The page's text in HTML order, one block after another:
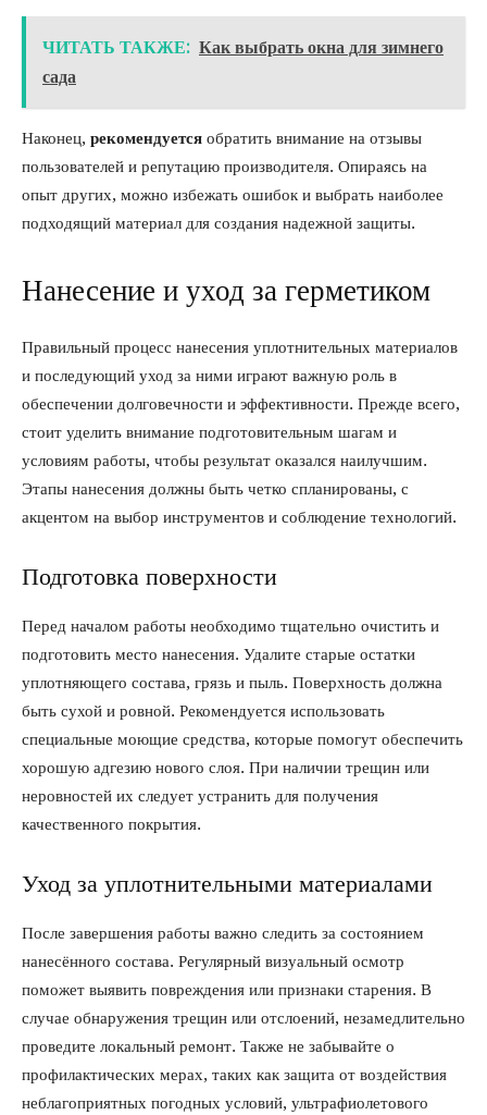
ЧИТАТЬ ТАКЖЕ: Как выбрать окна для зимнего
сада
Наконец, рекомендуется обратить внимание на отзывы
пользователей и репутацию производителя. Опираясь на
опыт других, можно избежать ошибок и выбрать наиболее
подходящий материал для создания надежной защиты.
Нанесение и уход за герметиком
Правильный процесс нанесения уплотнительных материалов
и последующий уход за ними играют важную роль в
обеспечении долговечности и эффективности. Прежде всего,
стоит уделить внимание подготовительным шагам и
условиям работы, чтобы результат оказался наилучшим.
Этапы нанесения должны быть четко спланированы, с
акцентом на выбор инструментов и соблюдение технологий.
Подготовка поверхности
Перед началом работы необходимо тщательно очистить и
подготовить место нанесения. Удалите старые остатки
уплотняющего состава, грязь и пыль. Поверхность должна
быть сухой и ровной. Рекомендуется использовать
специальные моющие средства, которые помогут обеспечить
хорошую адгезию нового слоя. При наличии трещин или
неровностей их следует устранить для получения
качественного покрытия.
Уход за уплотнительными материалами
После завершения работы важно следить за состоянием
нанесённого состава. Регулярный визуальный осмотр
поможет выявить повреждения или признаки старения. В
случае обнаружения трещин или отслоений, незамедлительно
проведите локальный ремонт. Также не забывайте о
профилактических мерах, таких как защита от воздействия
неблагоприятных погодных условий, ультрафиолетового